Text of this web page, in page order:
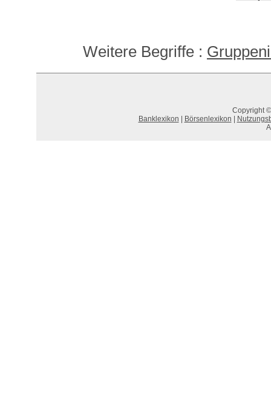
Weitere Begriffe :
Copyright
Banklexikon
Börsenlexikon